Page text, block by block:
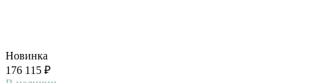
Новинка
176 115 ₽